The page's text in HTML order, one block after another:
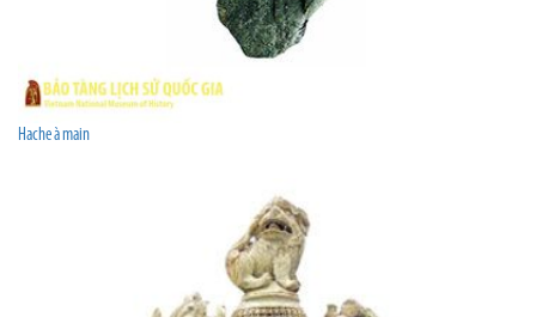
Hache à main